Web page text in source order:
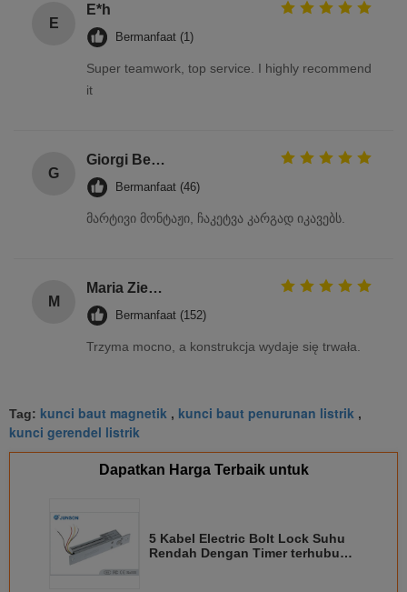
E
E*h
Bermanfaat (1)
Super teamwork, top service. I highly recommend
it
G
Giorgi Beridze
Bermanfaat (46)
მარტივი მონტაჟი, ჩაკეტვა კარგად იკავებს.
M
Maria Zielińska
Bermanfaat (152)
Trzyma mocno, a konstrukcja wydaje się trwała.
Tag: kunci baut magnetik , kunci baut penurunan listrik ,
kunci gerendel listrik
Dapatkan Harga Terbaik untuk
5 Kabel Electric Bolt Lock Suhu
Rendah Dengan Timer terhubung